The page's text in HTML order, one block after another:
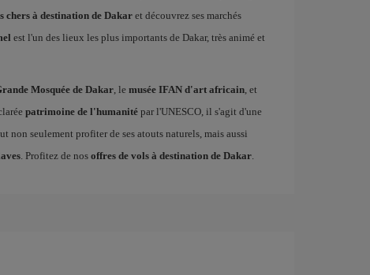
chers à destination de Dakaret découvrez ses marchés
est l'un des lieux les plus importants de Dakar, très animé et
Mosquée de Dakar, le musée IFAN d'art africain, et
patrimoine de l'humanitépar l'UNESCO, il s'agit d'une
non seulement profiter de ses atouts naturels, mais aussi
. Profitez de nos offres de vols à destination de Dakar.